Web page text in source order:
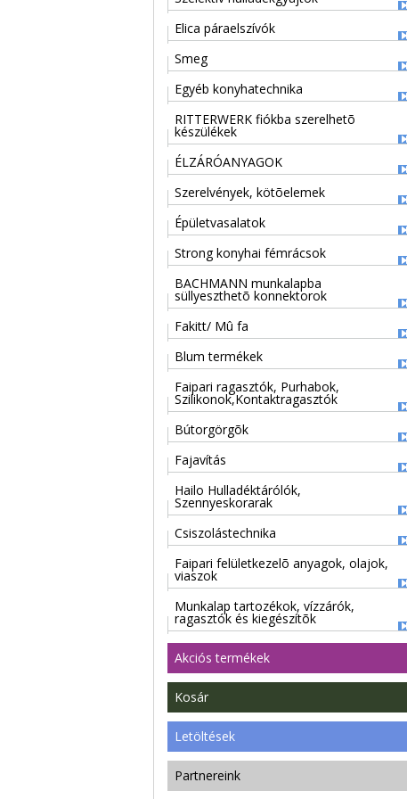
Elica páraelszívók
Smeg
Egyéb konyhatechnika
RITTERWERK fiókba szerelhetõ
készülékek
ÉLZÁRÓANYAGOK
Szerelvények, kötõelemek
Épületvasalatok
Strong konyhai fémrácsok
BACHMANN munkalapba
süllyeszthetõ konnektorok
Fakitt/ Mû fa
Blum termékek
Faipari ragasztók, Purhabok,
Szilikonok,Kontaktragasztók
Bútorgörgõk
Fajavítás
Hailo Hulladéktárólók,
Szennyeskorarak
Csiszolástechnika
Faipari felületkezelõ anyagok, olajok,
viaszok
Munkalap tartozékok, vízzárók,
ragasztók és kiegészítõk
Akciós termékek
Kosár
Letöltések
Partnereink